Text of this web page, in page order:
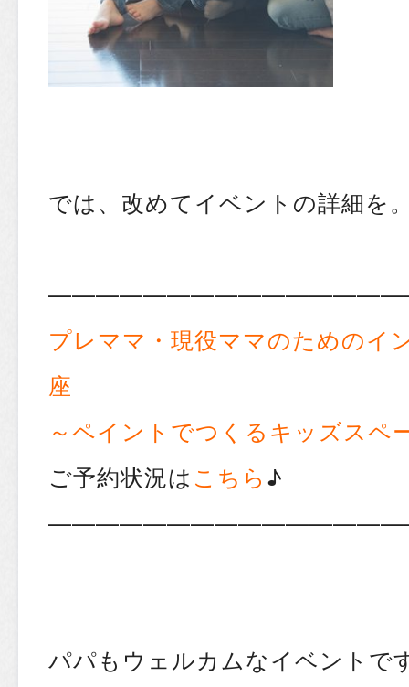
では、改めてイベントの詳細を
プレママ・現役ママのためのイ
座
～ペイントでつくるキッズスペ
ご予約状況はこちら♪
パパもウェルカムなイベントで